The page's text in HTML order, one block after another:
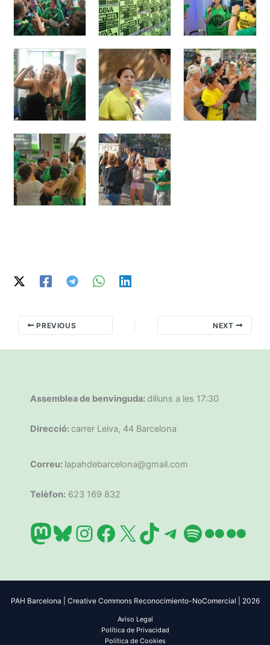
PREVIOUS NEXT
Assemblea de benvinguda: dilluns a les 17:30
Direcció: carrer Leiva, 44 Barcelona
Correu: lapahdebarcelona@gmail.com
Telèfon: 623 169 832
Mastodon
Bluesky
Instagram
Facebook
X TikTok
Telegram
Spotify
Flickr
PAH Barcelona | Creative Commons Reconocimiento-NoComercial | 2026
Aviso Legal
Política de Privacidad
Política de Cookies